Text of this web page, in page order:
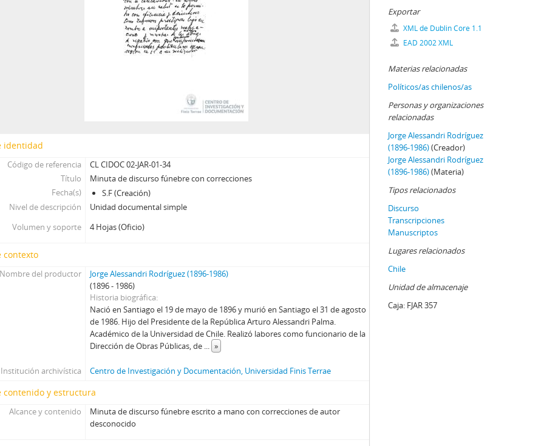
52 - Carta manuscrita del Padre Superior de la fraternidad Capuccina de agradecimiento por los gastos realizados para el tratamiento médico de un miembro de la fraternidad
53 - Carta de Jorge Alessandri a Juan Ramón Samaniego
54 - Carta de Jorge Alessandri a Héctor Rojas Albornoz
55 - Carta de Jorge Alessandri a Armando Roa
58 - Carta de Jorge Alessandri Rodríguez a Hermógenes Pérez de Arce Ibieta
59 - Carta de Jorge Alessandri al Padre Gustavo Le Paige
61 - Carta firmada de Herbert Muller a Jorge Alessandri
63 - Carta firmada de Jorge Alessandri a Pablo Mendoza A.
64 - Carta de Jorge Alessandri a Gral. Anibal Alvear G.
65 - Carta firmada de Hermógenes Pérez de Arce a Jorge Alessandri
67 - Carta firmada de Felipe Herrera a Jorge Alessandri
70 - Carta de Jorge Alessandri a Mario Urrutia con recorte de prensa adjunto fotocopiado.
71 - Carta firmada de René Monzón a Jorge Alessandri
72 - Carta de Jorge Alessandri a Luis Emaldía Alvarado
73 - Carta de Jorge Alessandri a Juan Luis Cousiño
74 - Carta de Jorge Alessandri a Germán Rodríguez Ortiz
75 - Carta firmada de Arturo Sepúlveda Rojas a Jorge Alessandri
77 - Carta escrita a mano y firmada de René León Manieu a Jorge Alessandri
78 - Carta de Jorge Alessandri a Gilda Dalla Rizza
80 - Carta de Jorge Alessandri a Germán Picó Cañas
identidad
Código de referencia
CL CIDOC 02-JAR-01-34
Título
Minuta de discurso fúnebre con correcciones
Fecha(s)
S.F (Creación)
Nivel de descripción
Unidad documental simple
Volumen y soporte
4 Hojas (Oficio)
contexto
Nombre del productor
Jorge Alessandri Rodríguez (1896-1986)
(1896 - 1986)
Historia biográfica
Nació en Santiago el 19 de mayo de 1896 y murió en Santiago el 31 de agosto
de 1986. Hijo del Presidente de la República Arturo Alessandri Palma.
Académico de la Universidad de Chile. Realizó labores como funcionario de la
Dirección de Obras Públicas, de ... »
Institución archivística Centro de Investigación y Documentación, Universidad Finis Terrae
contenido y estructura
Alcance y contenido
Minuta de discurso fúnebre escrito a mano con correcciones de autor
desconocido
Exportar
XML de Dublin Core 1.1
EAD 2002 XML
Materias relacionadas
Políticos/as chilenos/as
Personas y organizaciones
relacionadas
Jorge Alessandri Rodríguez
(1896-1986)(Creador)
Jorge Alessandri Rodríguez
(1896-1986)(Materia)
Tipos relacionados
Discurso
Transcripciones
Manuscriptos
Lugares relacionados
Chile
Unidad de almacenaje
Caja: FJAR 357